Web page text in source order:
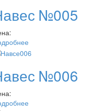
№005
№006